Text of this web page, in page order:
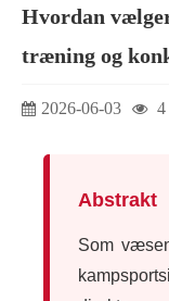
Hvordan
træning og
2026-06-03 4
Abstrakt
Som